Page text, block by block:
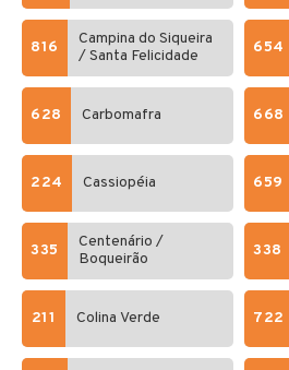
816
Campina do Siqueira
/ Santa Felicidade
654
628 Carbomafra 668
224 Cassiopéia 659
335
Centenário /
Boqueirão
338
211 Colina Verde 722